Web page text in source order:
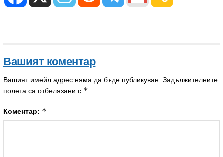
Вашият коментар
Вашият имейл адрес няма да бъде публикуван. Задължителните
полета са отбелязани с *
Коментар: *